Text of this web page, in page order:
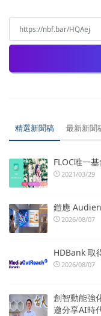
精選新聞稿 最新新聞
FLOC唯一
2021/03/29
鎧應
2026/08/07
HDBank 取
2026/08/07
創智動能強
邀分享AI時